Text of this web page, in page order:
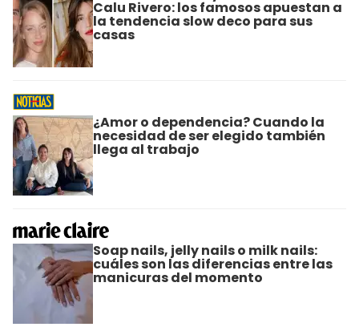
Calu Rivero: los famosos apuestan a
la tendencia slow deco para sus
casas
¿Amor o dependencia? Cuando la
necesidad de ser elegido también
llega al trabajo
Soap nails, jelly nails o milk nails:
cuáles son las diferencias entre las
manicuras del momento